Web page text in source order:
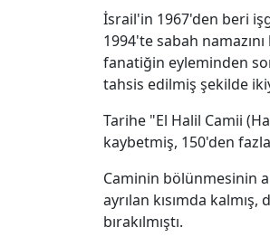
İsrail'in 1967'den beri
1994'te sabah namazını
fanatiğin eyleminden
tahsis edilmiş şekilde
Tarihe "El Halil Camii
kaybetmiş, 150'den
Caminin bölünmesinin
ayrılan kısımda
bırakılmıştı.